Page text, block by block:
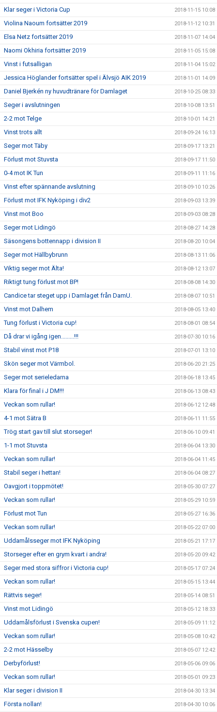
Klar seger i Victoria Cup 2018-11-15 10:08
Violina Naoum fortsätter 2019 2018-11-12 10:31
Elsa Netz fortsätter 2019 2018-11-07 14:04
Naomi Okhiria fortsätter 2019 2018-11-05 15:08
Vinst i futsalligan 2018-11-04 15:02
Jessica Höglander fortsätter spel i Älvsjö AIK 2019 2018-11-01 14:09
Daniel Bjerkén ny huvudtränare för Damlaget 2018-10-25 08:33
Seger i avslutningen 2018-10-08 13:51
2-2 mot Telge 2018-10-01 14:21
Vinst trots allt 2018-09-24 16:13
Seger mot Täby 2018-09-17 13:21
Förlust mot Stuvsta 2018-09-17 11:50
0-4 mot IK Tun 2018-09-11 11:16
Vinst efter spännande avslutning 2018-09-10 10:26
Förlust mot IFK Nyköping i div2 2018-09-03 13:39
Vinst mot Boo 2018-09-03 08:28
Seger mot Lidingö 2018-08-27 14:28
Säsongens bottennapp i division II 2018-08-20 10:04
Seger mot Hällbybrunn 2018-08-13 11:06
Viktig seger mot Älta! 2018-08-12 13:07
Riktigt tung förlust mot BP! 2018-08-08 14:30
Candice tar steget upp i Damlaget från DamU. 2018-08-07 10:51
Vinst mot Dalhem 2018-08-05 13:40
Tung förlust i Victoria cup! 2018-08-01 08:54
Då drar vi igång igen.........!!! 2018-07-30 10:16
Stabil vinst mot P18 2018-07-01 13:10
Skön seger mot Värmbol. 2018-06-20 21:25
Seger mot serieledarna 2018-06-18 13:45
Klara för final i J DM!!! 2018-06-13 08:43
Veckan som rullar! 2018-06-12 12:48
4-1 mot Sätra B 2018-06-11 11:55
Trög start gav till slut storseger! 2018-06-10 09:41
1-1 mot Stuvsta 2018-06-04 13:30
Veckan som rullar! 2018-06-04 11:45
Stabil seger i hettan! 2018-06-04 08:27
Oavgjort i toppmötet! 2018-05-30 07:27
Veckan som rullar! 2018-05-29 10:59
Förlust mot Tun 2018-05-27 16:36
Veckan som rullar! 2018-05-22 07:00
Uddamålsseger mot IFK Nyköping 2018-05-21 17:17
Storseger efter en grym kvart i andra! 2018-05-20 09:42
Seger med stora siffror i Victoria cup! 2018-05-17 07:24
Veckan som rullar! 2018-05-15 13:44
Rättvis seger! 2018-05-14 08:51
Vinst mot Lidingö 2018-05-12 18:33
Uddamålsförlust i Svenska cupen! 2018-05-09 11:12
Veckan som rullar! 2018-05-08 10:42
2-2 mot Hässelby 2018-05-07 12:42
Derbyförlust! 2018-05-06 09:06
Veckan som rullar! 2018-05-01 09:23
Klar seger i division II 2018-04-30 13:34
Första nollan! 2018-04-30 10:06